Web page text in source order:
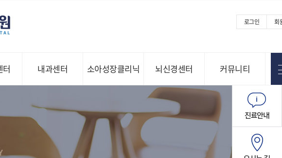
로그인 회
터 내과센터 소아성장클리닉 뇌신경센터 커뮤니티